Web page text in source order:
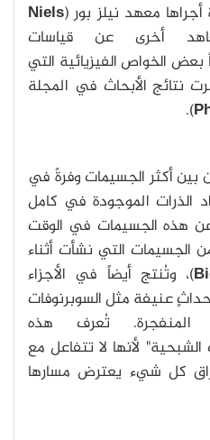
معهد نيلز بور (Niels
أخرى عن قياسات
بعض الخواص الفيزيائية التي
نتائج الأبحاث في المجلة
).
بين أكثر الجسيمات وفرةً في
الذرات الموجودة في كامل
عن هذه الجسيمات في الوقت
الجسيمات التي نشأت أثناء
)، وتُنتج أيضاً في الأجزاء
عنيفة مثل السوبرنوفات
المنفجرة. تُعرف هذه
الشبحية" لأنها لا تتفاعل مع
كل شيء يعترض مسارها